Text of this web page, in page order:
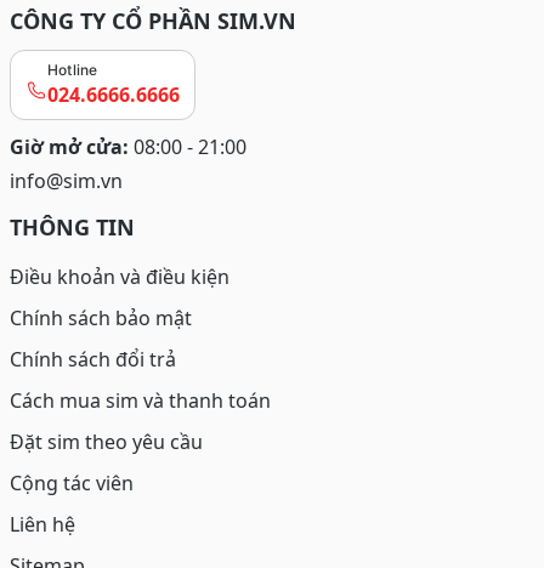
CÔNG TY CỔ PHẦN SIM.VN
Hotline
024.6666.6666
Giờ mở cửa: 08:00 - 21:00
info@sim.vn
THÔNG TIN
Điều khoản và điều kiện
Chính sách bảo mật
Chính sách đổi trả
Cách mua sim và thanh toán
Đặt sim theo yêu cầu
Cộng tác viên
Liên hệ